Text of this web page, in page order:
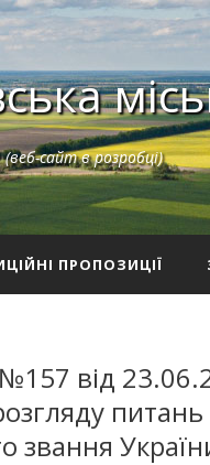
(веб-сайт в розробці)
ПРОПОЗИЦІЇ
від
розгляду
звання